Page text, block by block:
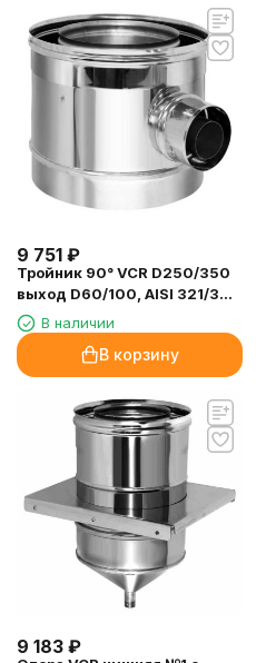
9 751 ₽
Тройник 90° VCR D250/350
выход D60/100, AISI 321/304
(Вулкан)
В наличии
В корзину
9 183 ₽